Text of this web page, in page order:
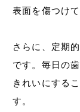
表面を傷つけ
さらに、定期
です。毎日の
きれいにする
す。